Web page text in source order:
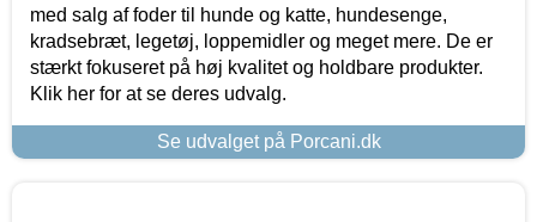
med salg af foder til hunde og katte, hundesenge,
kradsebræt, legetøj, loppemidler og meget mere. De er
stærkt fokuseret på høj kvalitet og holdbare produkter.
Klik her for at se deres udvalg.
Se udvalget på Porcani.dk